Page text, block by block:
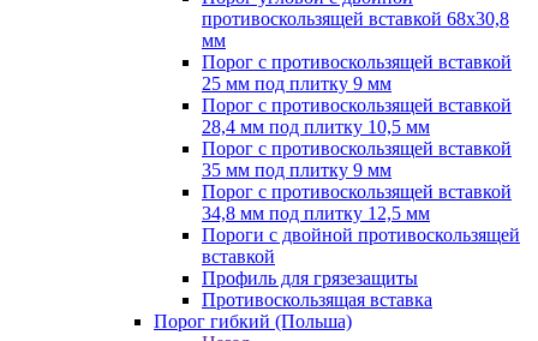
противоскользящей вставкой 68х30,8
мм
Порог с противоскользящей вставкой
25 мм под плитку 9 мм
Порог с противоскользящей вставкой
28,4 мм под плитку 10,5 мм
Порог с противоскользящей вставкой
35 мм под плитку 9 мм
Порог с противоскользящей вставкой
34,8 мм под плитку 12,5 мм
Пороги с двойной противоскользящей
вставкой
Профиль для грязезащиты
Противоскользящая вставка
Порог гибкий (Польша)